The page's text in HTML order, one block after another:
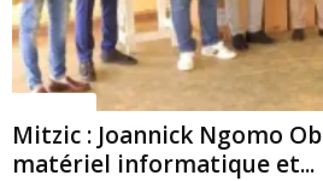
Mitzic : Joannick Ngomo
matériel informatique et...